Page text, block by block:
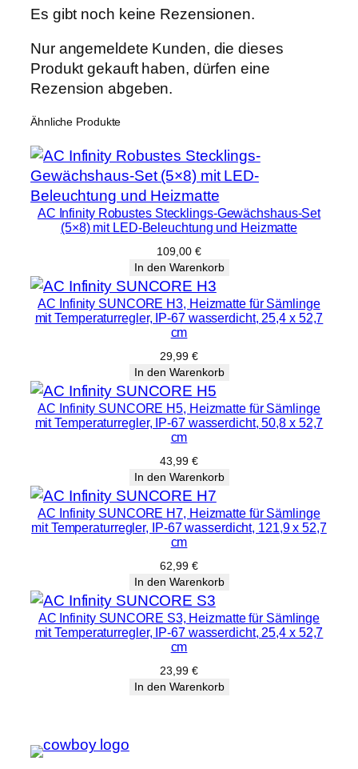
Es gibt noch keine Rezensionen.
Nur angemeldete Kunden, die dieses
Produkt gekauft haben, dürfen eine
Rezension abgeben.
Ähnliche Produkte
AC Infinity Robustes Stecklings-Gewächshaus-Set
(5×8) mit LED-Beleuchtung und Heizmatte
109,00 €
In den Warenkorb
AC Infinity SUNCORE H3, Heizmatte für Sämlinge
mit Temperaturregler, IP-67 wasserdicht, 25,4 x 52,7
cm
29,99 €
In den Warenkorb
AC Infinity SUNCORE H5, Heizmatte für Sämlinge
mit Temperaturregler, IP-67 wasserdicht, 50,8 x 52,7
cm
43,99 €
In den Warenkorb
AC Infinity SUNCORE H7, Heizmatte für Sämlinge
mit Temperaturregler, IP-67 wasserdicht, 121,9 x 52,7
cm
62,99 €
In den Warenkorb
AC Infinity SUNCORE S3, Heizmatte für Sämlinge
mit Temperaturregler, IP-67 wasserdicht, 25,4 x 52,7
cm
23,99 €
In den Warenkorb